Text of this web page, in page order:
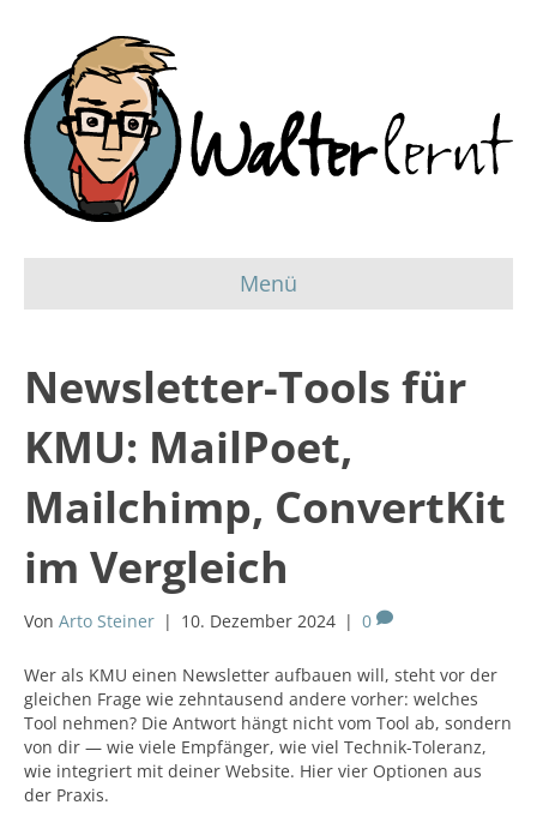
Menü
Newsletter-Tools für
KMU: MailPoet,
Mailchimp, ConvertKit
im Vergleich
Von Arto Steiner | 10. Dezember 2024 | 0
Wer als KMU einen Newsletter aufbauen will, steht vor der
gleichen Frage wie zehntausend andere vorher: welches
Tool nehmen? Die Antwort hängt nicht vom Tool ab, sondern
von dir — wie viele Empfänger, wie viel Technik-Toleranz,
wie integriert mit deiner Website. Hier vier Optionen aus
der Praxis.